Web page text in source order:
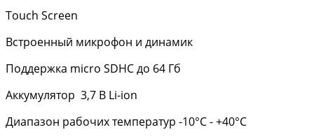
Touch Screen
Встроенный микрофон и динамик
Поддержка micro SDHC до 64 Гб
Аккумулятор 3,7 В Li-ion
Диапазон рабочих температур -10°С - +40°С